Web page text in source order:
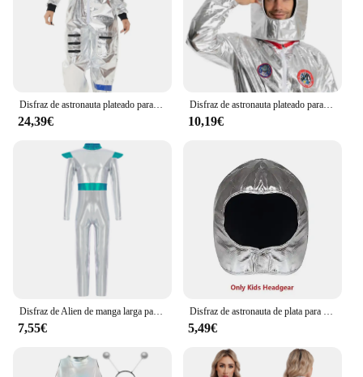
Disfraz de astronauta plateado para adultos, traje de astronauta para hombres y mujeres, mono espacial, disfraz de fiesta de Halloween
24,39€
Disfraz de astronauta plateado para adultos, mono de astronauta, traje espacial, traje de Halloween
10,19€
Disfraz de Alien de manga larga para niños, mono metálico brillante, juego de rol, vestido de astronauta, fiesta de Halloween, actuación
7,55€
Disfraz de astronauta de plata para hombre y mujer, traje espacial para actuación de Halloween, vestido de fiesta
5,49€